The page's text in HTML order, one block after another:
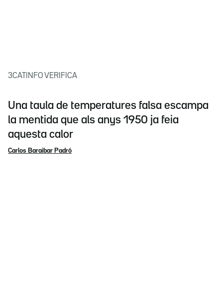
3CATINFO VERIFICA
Una taula de temperatures falsa escampa
la mentida que als anys 1950 ja feia
aquesta calor
Carlos Baraibar Padró